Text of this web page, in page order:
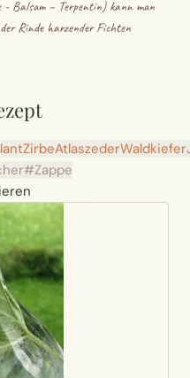
- Balsam – Terpentin) kann man
Rinde harzender Fichten
ZirbeAtlaszederWaldkiefer
#Zappe